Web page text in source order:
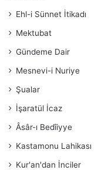
Ehl-i Sünnet İtikadı
Mektubat
Gündeme Dair
Mesnevi-i Nuriye
Şualar
İşaratül İcaz
Âsâr-ı Bedîiyye
Kastamonu Lahikası
Kur'an'dan İnciler